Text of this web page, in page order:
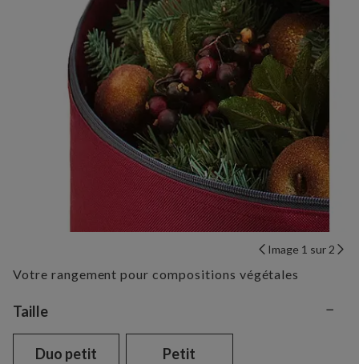
Image 1 sur 2
Votre rangement pour compositions végétales
Variant selection
Taille −
Duo petit Petit